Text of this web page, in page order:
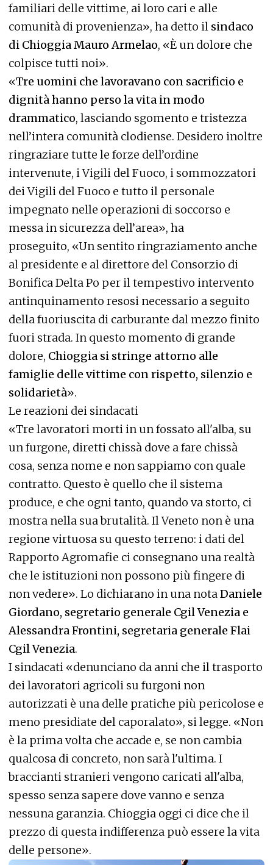
familiari delle vittime, ai loro cari e alle
comunità di provenienza», ha detto il sindaco
di Chioggia Mauro Armelao, «È un dolore che
colpisce tutti noi».
«Tre uomini che lavoravano con sacrificio e
dignità hanno perso la vita in modo
drammatico, lasciando sgomento e tristezza
nell’intera comunità clodiense. Desidero inoltre
ringraziare tutte le forze dell’ordine
intervenute, i Vigili del Fuoco, i sommozzatori
dei Vigili del Fuoco e tutto il personale
impegnato nelle operazioni di soccorso e
messa in sicurezza dell’area», ha
proseguito, «Un sentito ringraziamento anche
al presidente e al direttore del Consorzio di
Bonifica Delta Po per il tempestivo intervento
antinquinamento resosi necessario a seguito
della fuoriuscita di carburante dal mezzo finito
fuori strada. In questo momento di grande
dolore, Chioggia si stringe attorno alle
famiglie delle vittime con rispetto, silenzio e
solidarietà».
Le reazioni dei sindacati
«Tre lavoratori morti in un fossato all'alba, su
un furgone, diretti chissà dove a fare chissà
cosa, senza nome e non sappiamo con quale
contratto. Questo è quello che il sistema
produce, e che ogni tanto, quando va storto, ci
mostra nella sua brutalità. Il Veneto non è una
regione virtuosa su questo terreno: i dati del
Rapporto Agromafie ci consegnano una realtà
che le istituzioni non possono più fingere di
non vedere». Lo dichiarano in una nota Daniele
Giordano, segretario generale Cgil Venezia e
Alessandra Frontini, segretaria generale Flai
Cgil Venezia.
I sindacati «denunciano da anni che il trasporto
dei lavoratori agricoli su furgoni non
autorizzati è una delle pratiche più pericolose e
meno presidiate del caporalato», si legge. «Non
è la prima volta che accade e, se non cambia
qualcosa di concreto, non sarà l'ultima. I
braccianti stranieri vengono caricati all'alba,
spesso senza sapere dove vanno e senza
nessuna garanzia. Chioggia oggi ci dice che il
prezzo di questa indifferenza può essere la vita
delle persone».